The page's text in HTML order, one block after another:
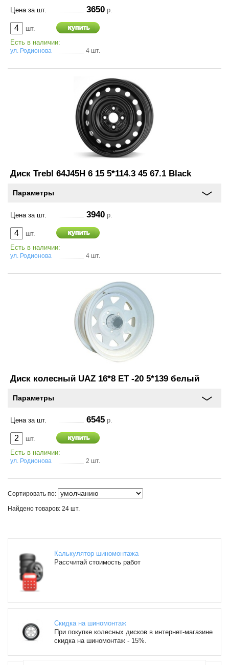
Цена за шт. 3650 р.
шт.
Есть в наличии:
ул. Родионова 4 шт.
Диск Trebl 64J45H 6 15 5*114.3 45 67.1 Black
Параметры
Цена за шт. 3940 р.
шт.
Есть в наличии:
ул. Родионова 4 шт.
Диск колесный UAZ 16*8 ET -20 5*139 белый
Параметры
Цена за шт. 6545 р.
шт.
Есть в наличии:
ул. Родионова 2 шт.
Сортировать по:
Найдено товаров: 24 шт.
Калькулятор шиномонтажа
Рассчитай стоимость работ
Скидка на шиномонтаж
При покупке колесных дисков в интернет-магазине
скидка на шиномонтаж - 15%.